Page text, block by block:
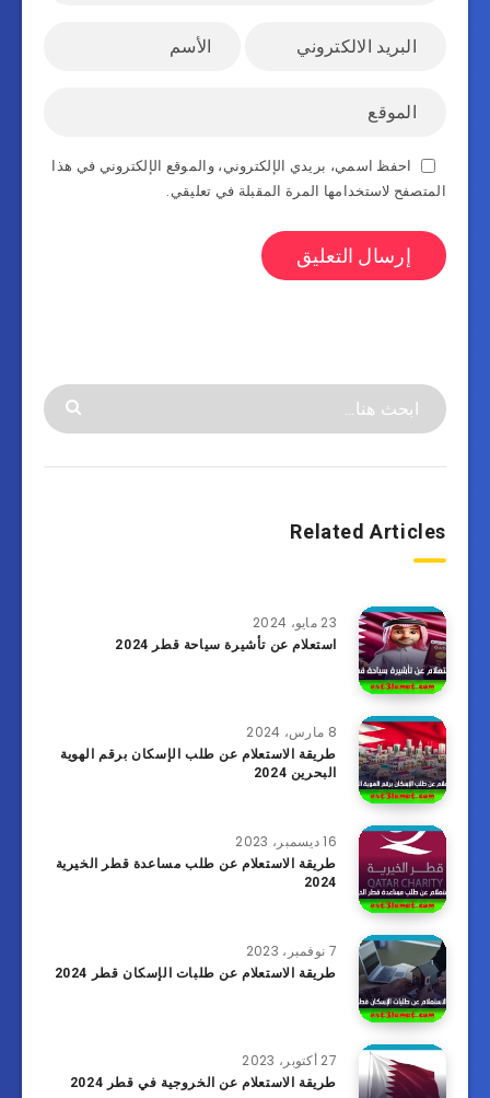
احفظ اسمي، بريدي الإلكتروني، والموقع الإلكتروني في هذا
المتصفح لاستخدامها المرة المقبلة في تعليقي.
Related Articles
23 مايو، 2024
استعلام عن تأشيرة سياحة قطر 2024
8 مارس، 2024
طريقة الاستعلام عن طلب الإسكان برقم الهوية
البحرين 2024
16 ديسمبر، 2023
طريقة الاستعلام عن طلب مساعدة قطر الخيرية
2024
7 نوفمبر، 2023
طريقة الاستعلام عن طلبات الإسكان قطر 2024
27 أكتوبر، 2023
طريقة الاستعلام عن الخروجية في قطر 2024